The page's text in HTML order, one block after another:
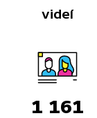
videí
1 161